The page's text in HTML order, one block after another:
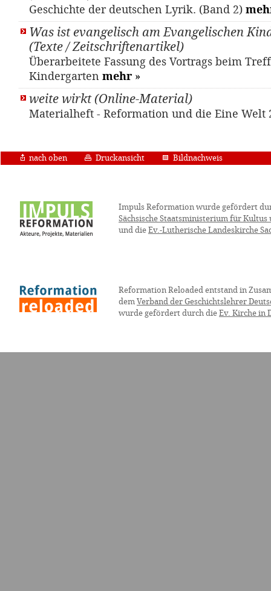
Geschichte der deutschen Lyrik. (Band 2)
Was ist evangelisch am Evangelischen
(Texte / Zeitschriftenartikel)
Überarbeitete Fassung des Vortrags beim
Kindergarten mehr »
weite wirkt (Online-Material)
Materialheft - Reformation und die Eine Welt
nach oben Druckansicht Bildnachweis
Impuls Reformation wurde gefördert
Sächsische Staatsministerium für Kultus
und die Ev.-Lutherische Landeskirche
Reformation Reloaded entstand in
dem Verband der Geschichtslehrer
wurde gefördert durch die Ev. Kirche in